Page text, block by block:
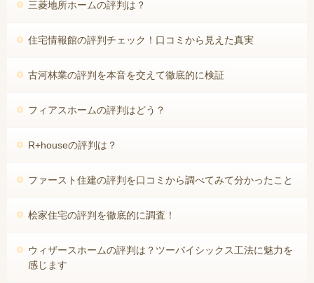
三菱地所ホームの評判は？
住宅情報館の評判チェック！口コミから見えた真実
古河林業の評判を本音を交えて徹底的に検証
フィアスホームの評判はどう？
R+houseの評判は？
ファースト住建の評判を口コミから調べてみて分かったこと
桧家住宅の評判を徹底的に調査！
ウィザースホームの評判は？ツーバイシックス工法に魅力を
感じます